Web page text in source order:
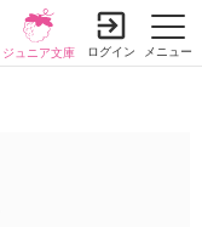
メニュー
ジュニア文庫 ログイン